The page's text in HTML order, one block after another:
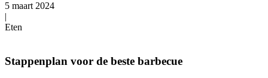
5 maart 2024
|
Eten
Stappenplan voor de beste barbecue